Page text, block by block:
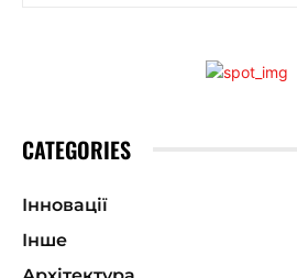
CATEGORIES
Інновації
Інше